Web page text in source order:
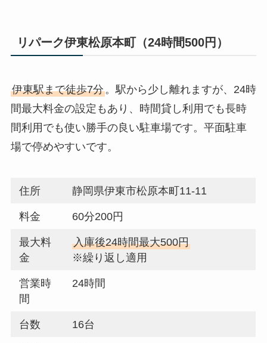
リパーク伊東松原本町（24時間500円）
伊東駅まで徒歩7分。駅から少し離れますが、24時
間最大料金の設定もあり、時間貸し利用でも長時
間利用でも使い勝手の良い駐車場です。平面駐車
場で停めやすいです。
住所 静岡県伊東市松原本町11-11
料金 60分200円
最大料
金
入庫後24時間最大500円
※繰り返し適用
営業時
間
24時間
台数 16台